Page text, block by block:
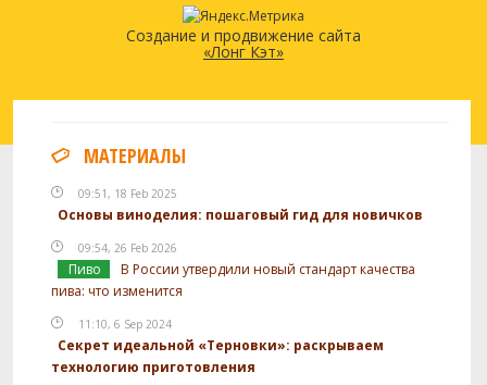
Создание и продвижение сайта
«Лонг Кэт»
МАТЕРИАЛЫ
09:51, 18 Feb 2025
Основы виноделия: пошаговый гид для новичков
09:54, 26 Feb 2026
Пиво
В России утвердили новый стандарт качества
пива: что изменится
11:10, 6 Sep 2024
Секрет идеальной «Терновки»: раскрываем
технологию приготовления